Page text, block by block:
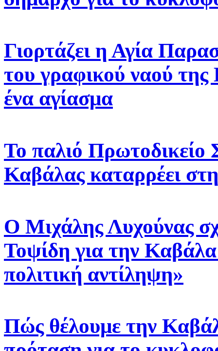
Γιορτάζει η Αγία
του γραφικού ναού
ένα αγίασμα
Το παλιό Πρωτοδικείο
Καβάλας καταρρέει
Ο Μιχάλης Λυχούνας
Τοψίδη για την
πολιτική αντίληψη»
Πώς θέλουμε την